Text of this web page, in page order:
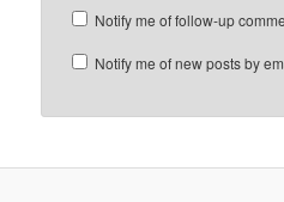
Notify me of follow-up
Notify me of new posts by